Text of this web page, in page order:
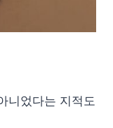
니었다는 지적도